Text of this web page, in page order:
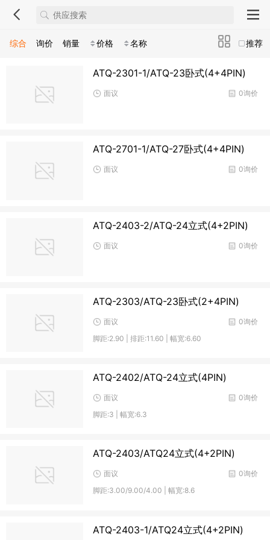
推荐
综合 询价 销量 价格 名称
ATQ-2301-1/ATQ-23卧式(4+4PIN)
0询价
面议
ATQ-2701-1/ATQ-27卧式(4+4PIN)
0询价
面议
ATQ-2403-2/ATQ-24立式(4+2PIN)
0询价
面议
ATQ-2303/ATQ-23卧式(2+4PIN)
0询价
面议
脚距:2.90 | 排距:11.60 | 幅宽:6.60
ATQ-2402/ATQ-24立式(4PIN)
0询价
面议
脚距:3 | 幅宽:6.3
ATQ-2403/ATQ24立式(4+2PIN)
0询价
面议
脚距:3.00/9.00/4.00 | 幅宽:8.6
ATQ-2403-1/ATQ24立式(4+2PIN)